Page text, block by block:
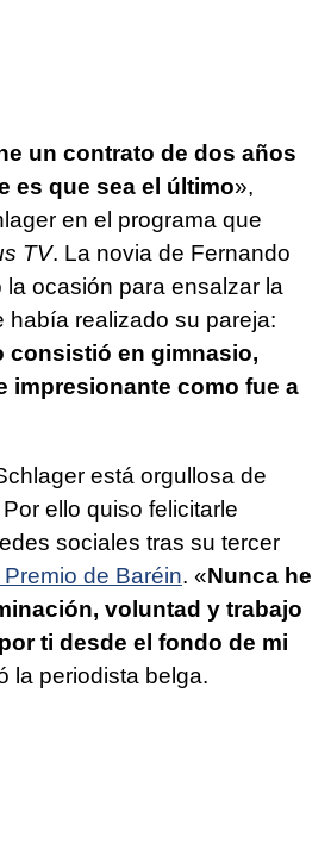
un contrato de dos años
es que sea el último»,
en el programa que
TV. La novia de Fernando
ocasión para ensalzar la
había realizado su pareja:
consistió en gimnasio,
impresionante como fue a
está orgullosa de
ello quiso felicitarle
sociales tras su tercer
Premio de Baréin. «Nunca he
voluntad y trabajo
ti desde el fondo de mi
la periodista belga.